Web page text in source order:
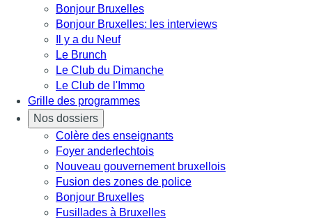
Bonjour Bruxelles
Bonjour Bruxelles: les interviews
Il y a du Neuf
Le Brunch
Le Club du Dimanche
Le Club de l'Immo
Grille des programmes
Nos dossiers
Colère des enseignants
Foyer anderlechtois
Nouveau gouvernement bruxellois
Fusion des zones de police
Bonjour Bruxelles
Fusillades à Bruxelles